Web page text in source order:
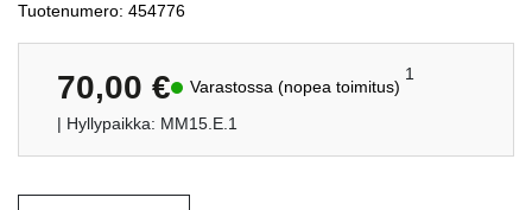
Tuotenumero: 454776
70,00 € Varastossa (nopea toimitus)
1
| Hyllypaikka: MM15.E.1